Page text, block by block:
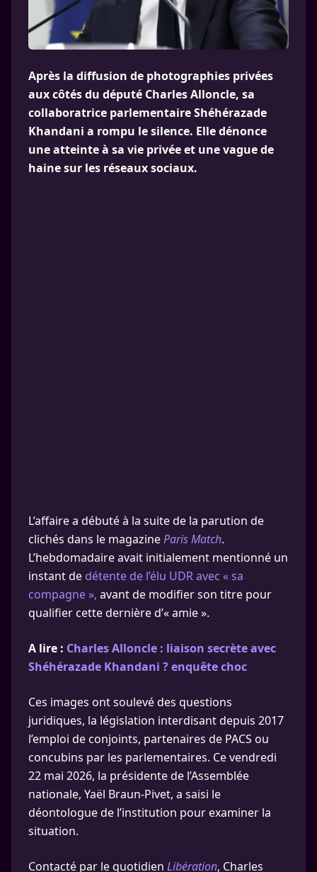
Après la diffusion de photographies privées
aux côtés du député Charles Alloncle, sa
collaboratrice parlementaire Shéhérazade
Khandani a rompu le silence. Elle dénonce
une atteinte à sa vie privée et une vague de
haine sur les réseaux sociaux.
L’affaire a débuté à la suite de la parution de
clichés dans le magazineParis Match.
L’hebdomadaire avait initialement mentionné un
instant de détente de l’élu UDR avec « sa
compagne », avant de modifier son titre pour
qualifier cette dernière d’« amie ».
A lire : Charles Alloncle : liaison secrète avec
Shéhérazade Khandani ? enquête choc
Ces images ont soulevé des questions
juridiques, la législation interdisant depuis 2017
l’emploi de conjoints, partenaires de PACS ou
concubins par les parlementaires. Ce vendredi
22 mai 2026, la présidente de l’Assemblée
nationale, Yaël Braun-Pivet, a saisi le
déontologue de l’institution pour examiner la
situation.
Contacté par le quotidien Libération, Charles